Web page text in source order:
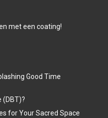
met een coating!
Good Time
(DBT)?
for Your Sacred Space